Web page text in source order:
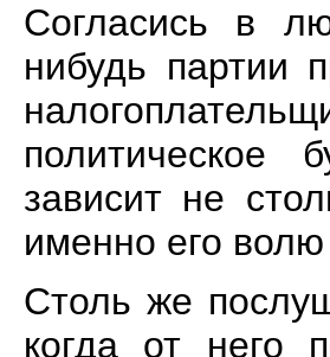
Согласись в
нибудь партии
политическое
зависит не
именно его
Столь же
когда от него